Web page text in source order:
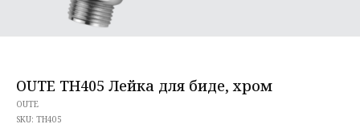
OUTE TH405 Лейка для биде, хром
OUTE
SKU: TH405